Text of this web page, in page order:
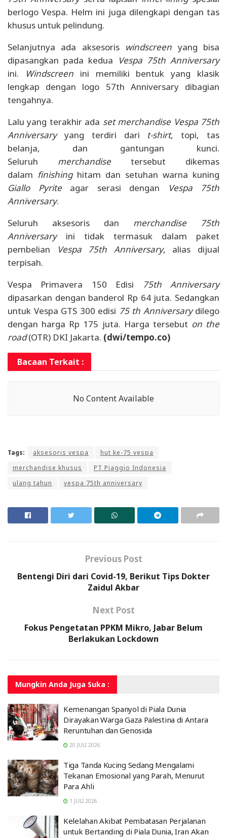
berlogo Vespa. Helm ini juga dilengkapi dengan tas
khusus untuk pelindung.
Selanjutnya ada aksesoris windscreen yang bisa
dipasangkan pada kedua
Vespa 75th Anniversary
ini.
Windscreenini memiliki bentuk yang klasik
lengkap dengan logo 57th Anniversary dibagian
tengahnya.
Lalu yang terakhir ada set merchandise Vespa 75th
Anniversaryyang terdiri dari t-shirt, topi, tas
belanja, dan gantungan kunci.
Seluruh merchandisetersebut dikemas
dalam finishinghitam dan setuhan warna kuning
Giallo Pyriteagar serasi dengan
Vespa 75th
Anniversary.
Seluruh aksesoris dan merchandise 75th
Anniversaryini tidak termasuk dalam paket
pembelian
Vespa 75th Anniversary, alias dijual
terpisah.
Vespa Primavera 150 Edisi
75th Anniversary
dipasarkan dengan banderol Rp 64 juta. Sedangkan
untuk Vespa GTS 300 edisi 75 th Anniversarydilego
dengan harga Rp 175 juta. Harga tersebut on the
road(OTR) DKI Jakarta. (dwi/tempo.co)
Bacaan Terkait :
No Content Available
Tags: aksesoris vespa
hut ke-75 vespa
merchandise khusus
PT Piaggio Indonesia
ulang tahun
vespa 75th anniversary
Previous Post
Bentengi Diri dari Covid-19, Berikut Tips Dokter
Zaidul Akbar
Next Post
Fokus Pengetatan PPKM Mikro, Jabar Belum
Berlakukan Lockdown
Mungkin Anda Juga Suka :
Kemenangan Spanyol di Piala Dunia
Dirayakan Warga Gaza Palestina di Antara
Reruntuhan dan Genosida
20 JULI 2026
Tiga Tanda Kucing Sedang Mengalami
Tekanan Emosional yang Parah, Menurut
Para Ahli
1 JULI 2026
Kelelahan Akibat Pembatasan Perjalanan
untuk Bertanding di Piala Dunia, Iran Akan